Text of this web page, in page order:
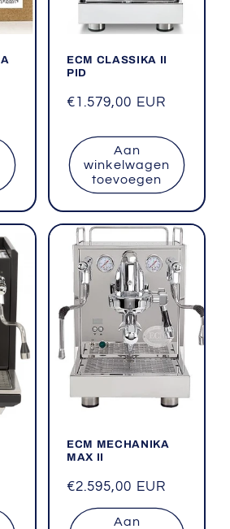
ECM CLASSIKA II
PID
Normale
€1.579,00 EUR
Aan
winkelwagen
toevoegen
ECM MECHANIKA
MAX II
Normale
prijs
€2.595,00 EUR
Aan